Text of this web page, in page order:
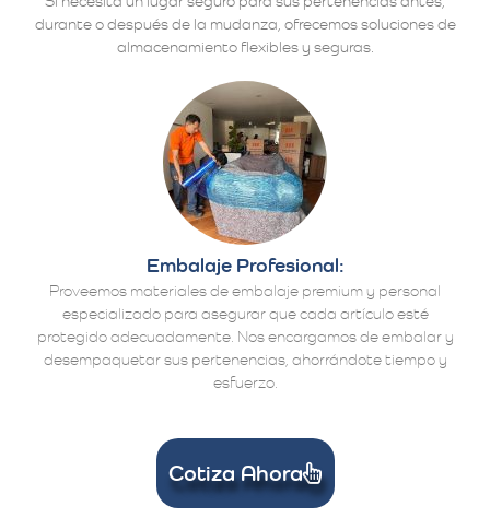
durante o después de la mudanza, ofrecemos soluciones de
almacenamiento flexibles y seguras.
Embalaje Profesional:
Proveemos materiales de embalaje premium y personal
especializado para asegurar que cada artículo esté
protegido adecuadamente. Nos encargamos de embalar y
desempaquetar sus pertenencias, ahorrándote tiempo y
esfuerzo.
Cotiza Ahora